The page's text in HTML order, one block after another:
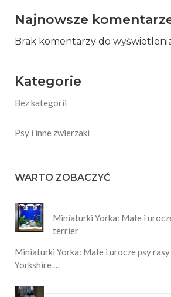
Najnowsze
Brak komentarzy do
Kategorie
Bez kategorii
Psy i inne zwierzaki
WARTO ZOBACZYĆ
Miniaturki Yorka: Małe i
terrier
Miniaturki Yorka: Małe i urocze psy
Yorkshire …